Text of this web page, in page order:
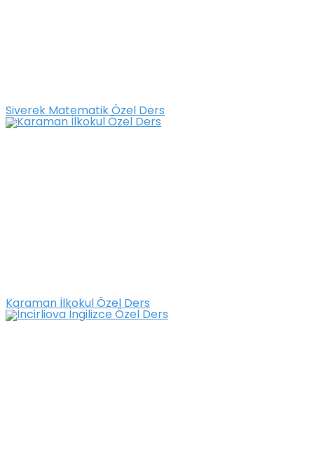
Siverek Matematik Özel Ders
Karaman İlkokul Özel Ders